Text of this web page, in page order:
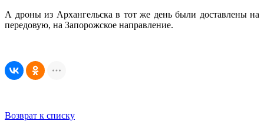
А дроны из Архангельска в тот же день были доставлены на
передовую, на Запорожское направление.
Возврат к списку